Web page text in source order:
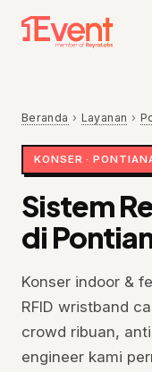
Beranda › Layanan ›
KONSER ·
Sistem
di
Konser indoor &
RFID wristband
crowd ribuan,
engineer kami